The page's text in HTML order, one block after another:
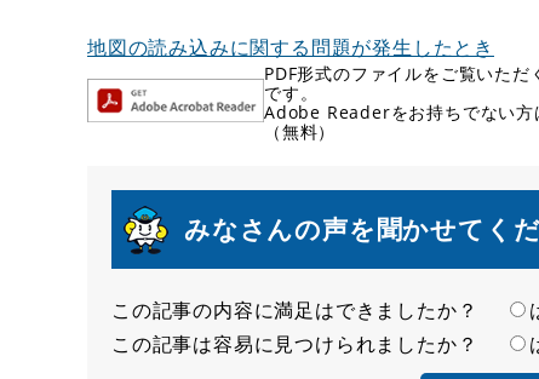
地図の読み込みに関する問題が発生したとき
PDF形式のファイルをご覧いた
です。
Adobe Readerをお持ちでない方
（無料）
みなさんの声を聞かせてく
満
足
この記事の内容に満足はできましたか？
容
この記事は容易に見つけられましたか？